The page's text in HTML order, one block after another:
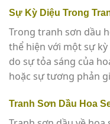
Sự Kỳ Diệu Trong
Trong tranh sơn dầu
thể hiện với một sự
do sự tỏa sáng của
hoặc sự tương phản
Tranh Sơn Dầu Hoa